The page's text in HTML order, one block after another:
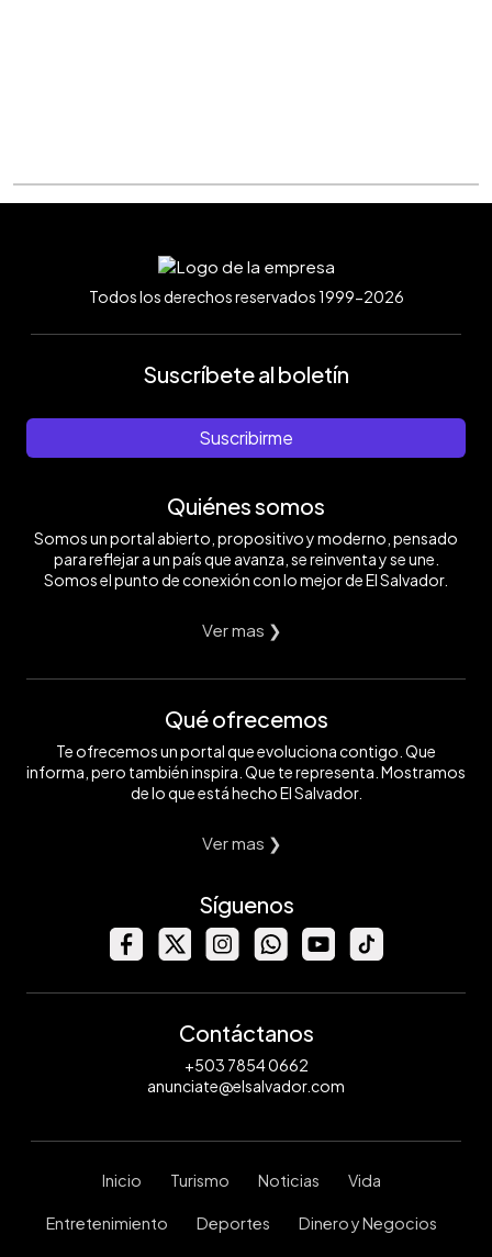
Todos los derechos reservados 1999-2026
Suscríbete al boletín
Suscribirme
Quiénes somos
Somos un portal abierto, propositivo y moderno, pensado
para reflejar a un país que avanza, se reinventa y se une.
Somos el punto de conexión con lo mejor de El Salvador.
Ver mas ❯
Qué ofrecemos
Te ofrecemos un portal que evoluciona contigo. Que
informa, pero también inspira. Que te representa. Mostramos
de lo que está hecho El Salvador.
Ver mas ❯
Síguenos
Contáctanos
+503 7854 0662
anunciate@elsalvador.com
Inicio Turismo Noticias Vida
Entretenimiento Deportes Dinero y Negocios